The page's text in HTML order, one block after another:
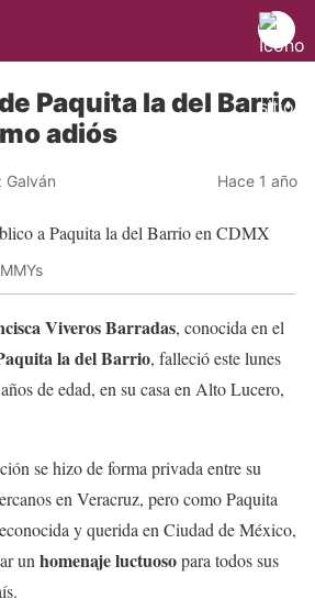
Paquita la del Barrio
adiós
Galván Hace 1 año
Viveros Barradas, conocida en el
la del Barrio, falleció este lunes
de edad, en su casa en Alto Lucero,
se hizo de forma privada entre su
en Veracruz, pero como Paquita
y querida en Ciudad de México,
un homenaje luctuosopara todos sus